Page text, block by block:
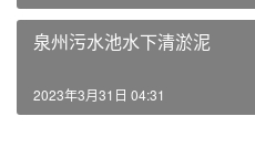
泉州污水池水下清淤泥
2023年3月31日 04:31